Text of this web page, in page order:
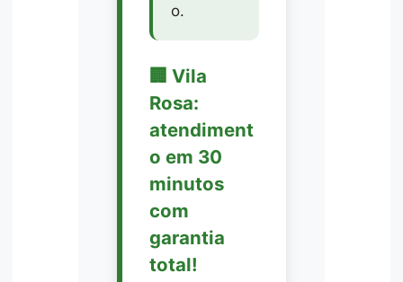
o.
🏢 Vila
Rosa:
atendiment
o em 30
minutos
com
garantia
total!